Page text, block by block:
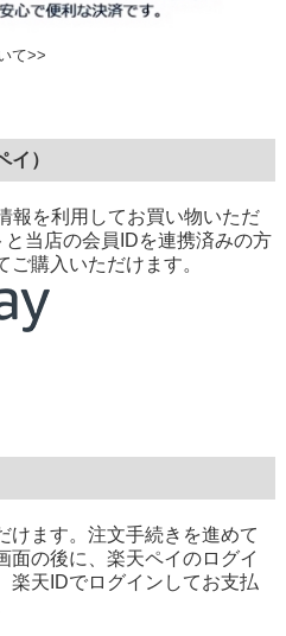
て>>
）
報を利用してお買い物いただ
当店の会員IDを連携済みの方
購入いただけます。
けます。注文手続きを進めて
面の後に、楽天ペイのログイ
楽天IDでログインしてお支払